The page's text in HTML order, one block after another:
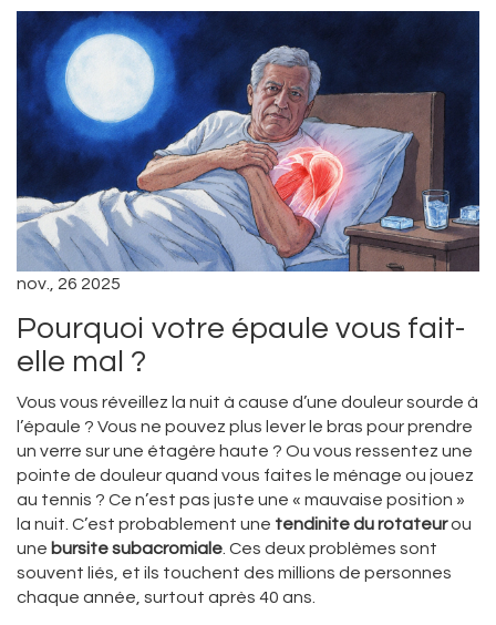
nov., 26 2025
Pourquoi votre épaule vous fait-
elle mal ?
Vous vous réveillez la nuit à cause d’une douleur sourde à
l’épaule ? Vous ne pouvez plus lever le bras pour prendre
un verre sur une étagère haute ? Ou vous ressentez une
pointe de douleur quand vous faites le ménage ou jouez
au tennis ? Ce n’est pas juste une « mauvaise position »
la nuit. C’est probablement une tendinite du rotateurou
une bursite subacromiale . Ces deux problèmes sont
souvent liés, et ils touchent des millions de personnes
chaque année, surtout après 40 ans.